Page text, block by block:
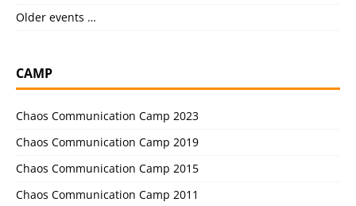
Older events …
CAMP
Chaos Communication Camp 2023
Chaos Communication Camp 2019
Chaos Communication Camp 2015
Chaos Communication Camp 2011